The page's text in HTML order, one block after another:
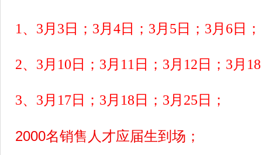
1、3月3日；3月4日；3月5日；3月6日；
2、3月10日；3月11日；3月12日；3月
3、3月17日；3月18日；3月25日；
2000名销售人才应届生到场；